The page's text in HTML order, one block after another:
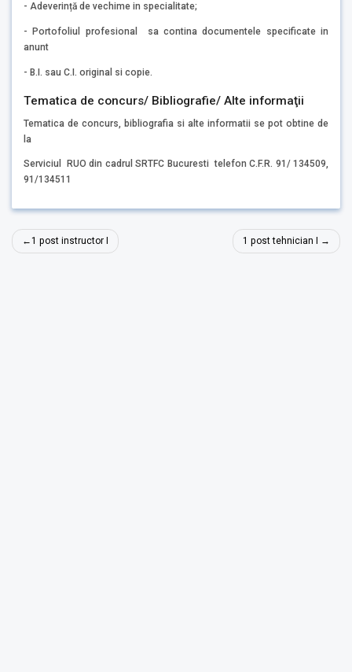
- Adeverință de vechime in specialitate;
- Portofoliul profesional sa contina documentele specificate in
anunt
- B.I. sau C.I. original si copie.
Tematica de concurs/ Bibliografie/ Alte informaţii
Tematica de concurs, bibliografia si alte informatii se pot obtine de
la
Serviciul RUO din cadrul SRTFC Bucuresti telefon C.F.R. 91/ 134509,
91/134511
Navigare
în
1 post instructor I 1 post tehnician I